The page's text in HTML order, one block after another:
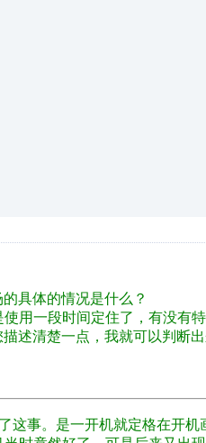
具体的情况是什么？
用一段时间定住了，有没有
述清楚一点，我就可以判断
这事。是一开机就定格在开